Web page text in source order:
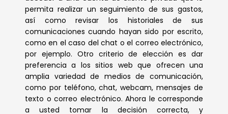
permita realizar un seguimiento de sus gastos,
así como revisar los historiales de sus
comunicaciones cuando hayan sido por escrito,
como en el caso del chat o el correo electrónico,
por ejemplo. Otro criterio de elección es dar
preferencia a los sitios web que ofrecen una
amplia variedad de medios de comunicación,
como por teléfono, chat, webcam, mensajes de
texto o correo electrónico. Ahora le corresponde
a usted tomar la decisión correcta, y